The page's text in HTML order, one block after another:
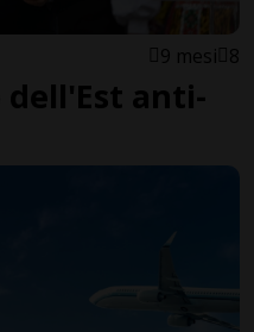
9 mesi 8
dell'Est anti-